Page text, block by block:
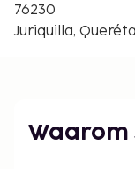
De
zoveel mogelijk
onder meer
76230
Juriquilla,
Waarom